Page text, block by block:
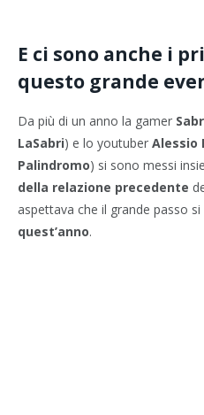
E ci sono anche i
questo grande
Da più di un anno la gamer
LaSabri) e lo youtuber Alessio
Palindromo) si sono messi
della relazione precedente
aspettava che il grande passo
quest’anno.